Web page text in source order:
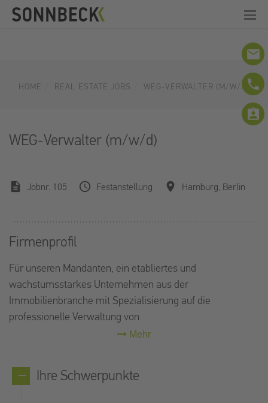
HOME REAL ESTATE JOBS WEG-VERWALTER (M/W/D)
WEG-Verwalter (m/w/d)
description Jobnr. 105 query_builder Festanstellung location_on Hamburg, Berlin
Firmenprofil
Für unseren Mandanten, ein etabliertes und
wachstumsstarkes Unternehmen aus der
Immobilienbranche mit Spezialisierung auf die
professionelle Verwaltung von
Wohnungseigentümergemeinschaften (WEG), suchen wir
Unternehmen steht für nachhaltiges
Immobilienmanagement, transparente Kommunikation
Ihre Schwerpunkte
email
phone
assignment_ind